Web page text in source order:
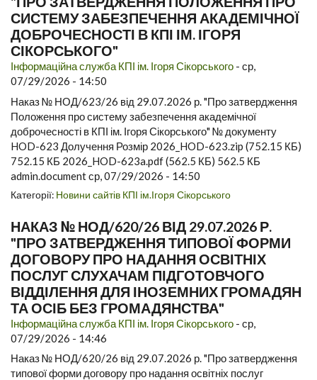
СИСТЕМУ ЗАБЕЗПЕЧЕННЯ АКАДЕМІЧНОЇ
ДОБРОЧЕСНОСТІ В КПІ ІМ. ІГОРЯ
СІКОРСЬКОГО"
Інформаційна служба КПІ ім. Ігоря Сікорського - ср,
07/29/2026 - 14:50
Наказ № НОД/623/26 від 29.07.2026 р. "Про затвердження
Положення про систему забезпечення академічної
доброчесності в КПІ ім. Ігоря Сікорського" № документу
HOD-623 Долучення Розмір 2026_HOD-623.zip (752.15 КБ)
752.15 КБ 2026_HOD-623a.pdf (562.5 КБ) 562.5 КБ
admin.document ср, 07/29/2026 - 14:50
Категорії: Новини сайтів КПІ ім.Ігоря Сікорського
НАКАЗ № НОД/620/26 ВІД 29.07.2026 Р.
"ПРО ЗАТВЕРДЖЕННЯ ТИПОВОЇ ФОРМИ
ДОГОВОРУ ПРО НАДАННЯ ОСВІТНІХ
ПОСЛУГ СЛУХАЧАМ ПІДГОТОВЧОГО
ВІДДІЛЕННЯ ДЛЯ ІНОЗЕМНИХ ГРОМАДЯН
ТА ОСІБ БЕЗ ГРОМАДЯНСТВА"
Інформаційна служба КПІ ім. Ігоря Сікорського - ср,
07/29/2026 - 14:46
Наказ № НОД/620/26 від 29.07.2026 р. "Про затвердження
типової форми договору про надання освітніх послуг